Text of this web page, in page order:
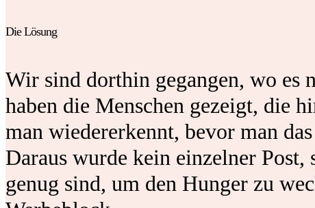
Die Lösung
Wir sind dorthin gegangen, wo es
haben die Menschen gezeigt, die
man wiedererkennt, bevor man
Daraus wurde kein einzelner
genug sind, um den Hunger zu